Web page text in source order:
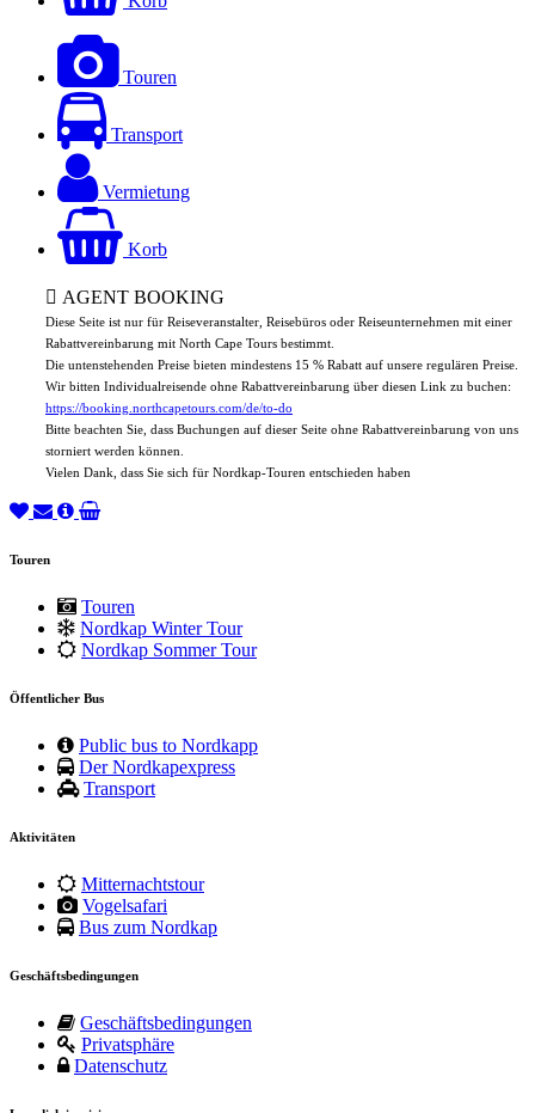
Touren
Transport
Vermietung
Korb
AGENT BOOKING
Diese Seite ist nur für Reiseveranstalter, Reisebüros oder Reiseunternehmen mit einer
Rabattvereinbarung mit North Cape Tours bestimmt.
Die untenstehenden Preise bieten mindestens 15 % Rabatt auf unsere regulären Preise.
Wir bitten Individualreisende ohne Rabattvereinbarung über diesen Link zu buchen:
https://booking.northcapetours.com/de/to-do
Bitte beachten Sie, dass Buchungen auf dieser Seite ohne Rabattvereinbarung von uns
storniert werden können.
Vielen Dank, dass Sie sich für Nordkap-Touren entschieden haben
Touren
Touren
Nordkap Winter Tour
Nordkap Sommer Tour
Öffentlicher Bus
Public bus to Nordkapp
Der Nordkapexpress
Transport
Aktivitäten
Mitternachtstour
Vogelsafari
Bus zum Nordkap
Geschäftsbedingungen
Geschäftsbedingungen
Privatsphäre
Datenschutz